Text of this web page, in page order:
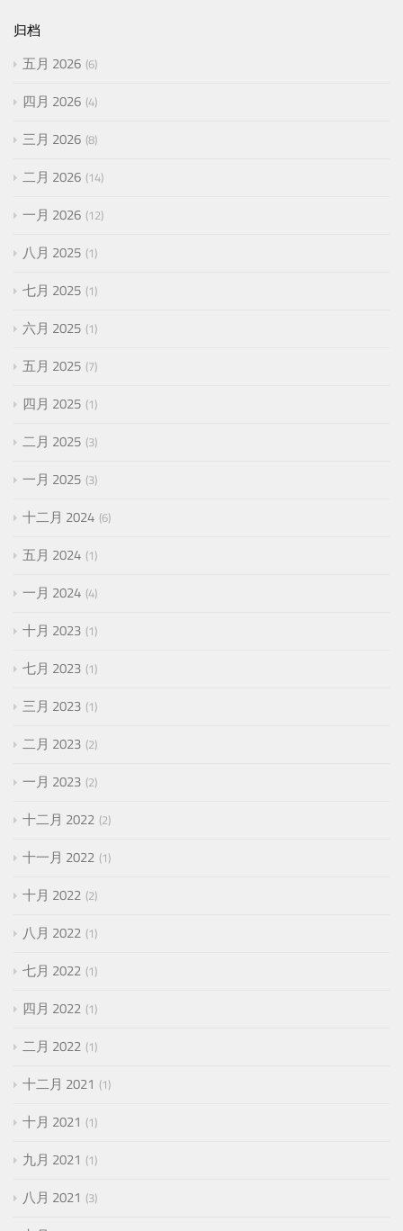
归档
五月 2026 6
四月 2026 4
三月 2026 8
二月 2026 14
一月 2026 12
八月 2025 1
七月 2025 1
六月 2025 1
五月 2025 7
四月 2025 1
二月 2025 3
一月 2025 3
十二月 2024 6
五月 2024 1
一月 2024 4
十月 2023 1
七月 2023 1
三月 2023 1
二月 2023 2
一月 2023 2
十二月 2022 2
十一月 2022 1
十月 2022 2
八月 2022 1
七月 2022 1
四月 2022 1
二月 2022 1
十二月 2021 1
十月 2021 1
九月 2021 1
八月 2021 3